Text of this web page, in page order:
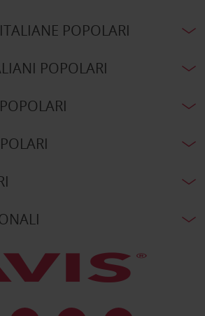
POPOLARI
POPOLARI